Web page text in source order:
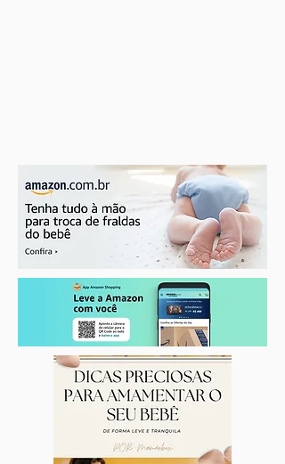
Se beber, não dirija. Se estiver
grávida, não beba!